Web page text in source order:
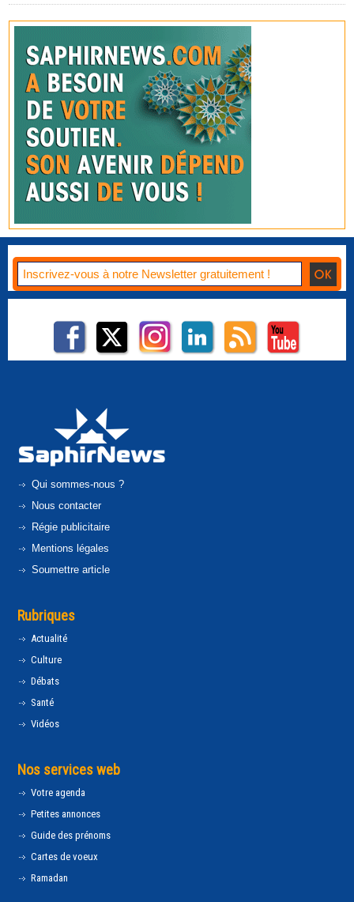
Qui sommes-nous ?
Nous contacter
Régie publicitaire
Mentions légales
Soumettre article
Rubriques
Actualité
Culture
Débats
Santé
Vidéos
Nos services web
Votre agenda
Petites annonces
Guide des prénoms
Cartes de voeux
Ramadan